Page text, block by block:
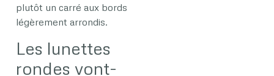
plutôt un carré aux bords
légèrement arrondis.
Les lunettes
rondes vont-